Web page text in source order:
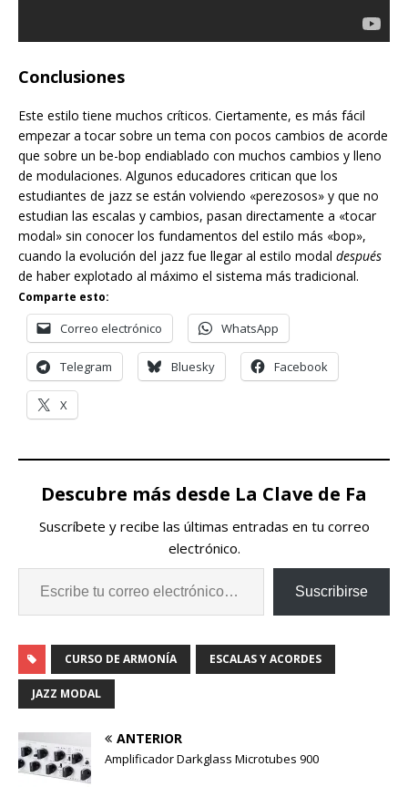
Conclusiones
Este estilo tiene muchos críticos. Ciertamente, es más fácil
empezar a tocar sobre un tema con pocos cambios de acorde
que sobre un be-bop endiablado con muchos cambios y lleno
de modulaciones. Algunos educadores critican que los
estudiantes de jazz se están volviendo «perezosos» y que no
estudian las escalas y cambios, pasan directamente a «tocar
modal» sin conocer los fundamentos del estilo más «bop»,
cuando la evolución del jazz fue llegar al estilo modal después
de haber explotado al máximo el sistema más tradicional.
Comparte esto:
Correo electrónico WhatsApp
Telegram Bluesky Facebook
X
Descubre más desde La Clave de Fa
Suscríbete y recibe las últimas entradas en tu correo
electrónico.
Suscribirse
CURSO DE ARMONÍA ESCALAS Y ACORDES
JAZZ MODAL
ANTERIOR
Amplificador Darkglass Microtubes 900